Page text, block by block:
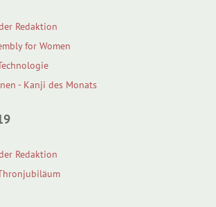
Redaktion
for Women
- Kanji des Monats
Redaktion